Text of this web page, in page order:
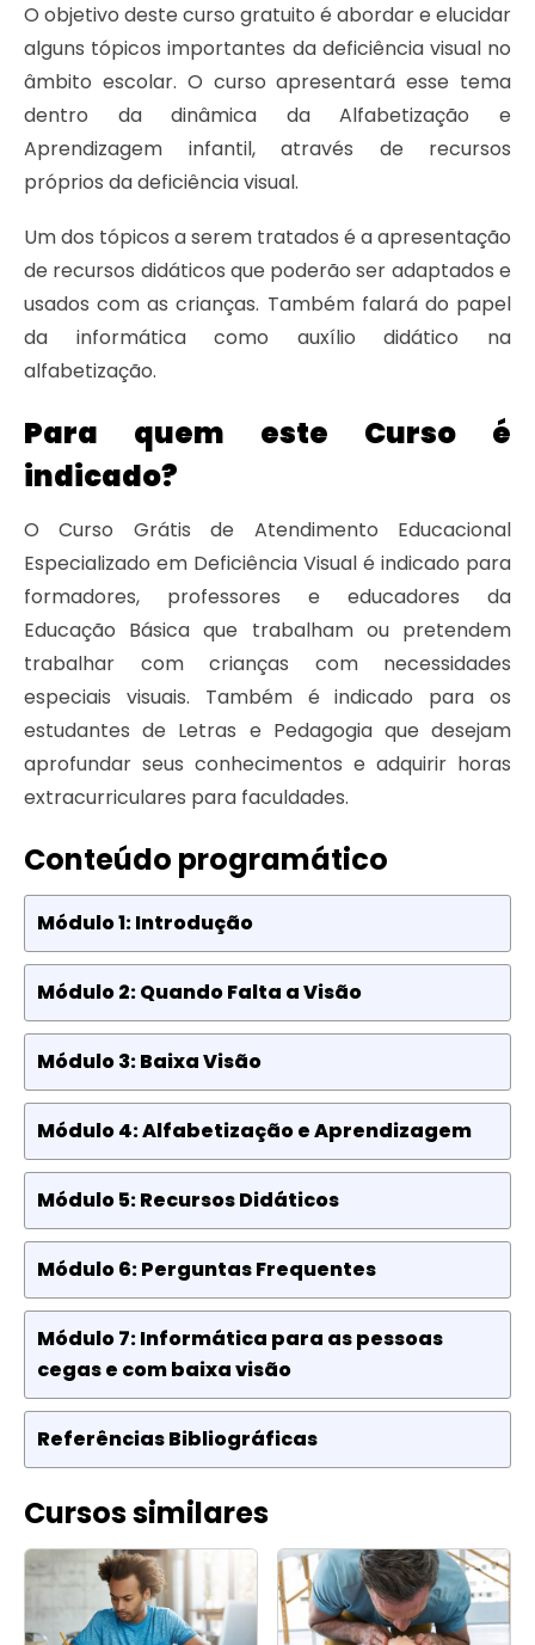
O objetivo deste curso gratuito é abordar e elucidar
alguns tópicos importantes da deficiência visual no
âmbito escolar. O curso apresentará esse tema
dentro da dinâmica da Alfabetização e
Aprendizagem infantil, através de recursos
próprios da deficiência visual.
Um dos tópicos a serem tratados é a apresentação
de recursos didáticos que poderão ser adaptados e
usados com as crianças. Também falará do papel
da informática como auxílio didático na
alfabetização.
Para quem este Curso é
indicado?
O Curso Grátis de Atendimento Educacional
Especializado em Deficiência Visual é indicado para
formadores, professores e educadores da
Educação Básica que trabalham ou pretendem
trabalhar com crianças com necessidades
especiais visuais. Também é indicado para os
estudantes de Letras e Pedagogia que desejam
aprofundar seus conhecimentos e adquirir horas
extracurriculares para faculdades.
Conteúdo programático
Módulo 1: Introdução
Módulo 2: Quando Falta a Visão
Módulo 3: Baixa Visão
Módulo 4: Alfabetização e Aprendizagem
Módulo 5: Recursos Didáticos
Módulo 6: Perguntas Frequentes
Módulo 7: Informática para as pessoas
cegas e com baixa visão
Referências Bibliográficas
Cursos similares